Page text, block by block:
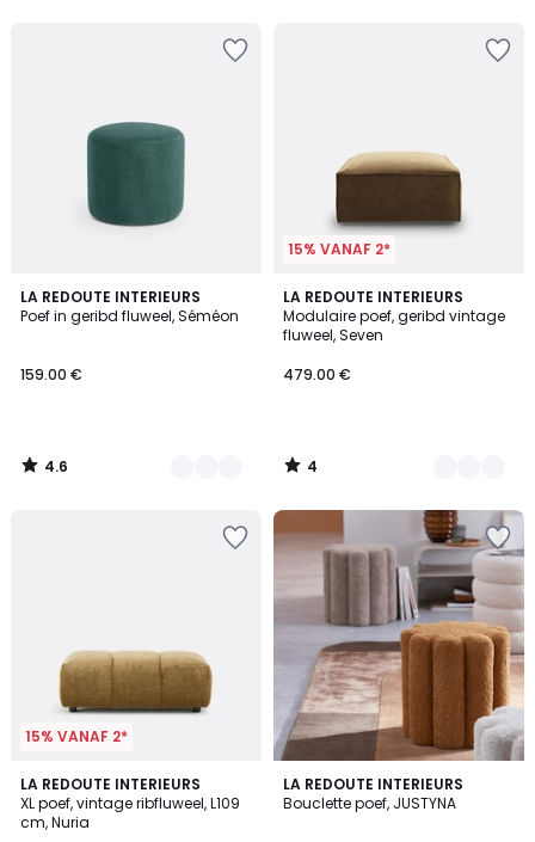
LA REDOUTE INTERIEURS
Poef in geribd fluweel, Séméon
159.00 €
4.6
/ 5
3
Kleuren
4.6
/
15% VANAF 2*
LA REDOUTE INTERIEURS
Modulaire poef, geribd vintage
fluweel, Seven
479.00 €
4
/
5
4
Kleuren
4
/
15% VANAF 2*
LA REDOUTE INTERIEURS
XL poef, vintage ribfluweel, L109
cm, Nuria
4
Kleuren
LA REDOUTE INTERIEURS
Bouclette poef, JUSTYNA
4.2
/ 5
2
Kleuren